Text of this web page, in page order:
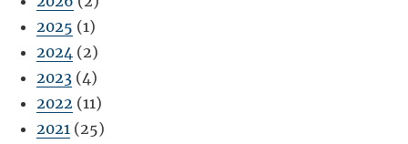
2025 (1)
2024 (2)
2023 (4)
2022 (11)
2021 (25)